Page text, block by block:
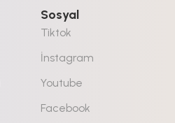
Sosyal
Tiktok
İnstagram
Youtube
Facebook